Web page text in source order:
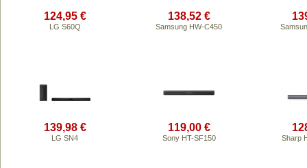
124,95 €
LG S60Q
138,52 €
Samsung HW-C450
139,98 €
LG SN4
119,00 €
Sony HT-SF150 Sharp